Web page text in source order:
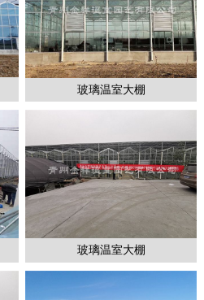
1
玻璃温室大棚
玻璃温室大棚